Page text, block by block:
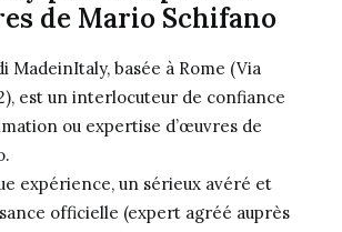
de Mario Schifano
MadeinItaly, basée à Rome (Via
est un interlocuteur de confiance
ou expertise d’œuvres de
expérience, un sérieux avéré et
officielle (expert agréé auprès